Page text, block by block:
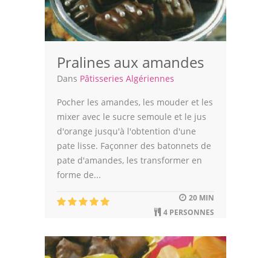
Pralines aux amandes
Dans Pâtisseries Algériennes
Pocher les amandes, les mouder et les
mixer avec le sucre semoule et le jus
d'orange jusqu'à l'obtention d'une
pate lisse. Façonner des batonnets de
pate d'amandes, les transformer en
forme de...
20 MIN
4 PERSONNES